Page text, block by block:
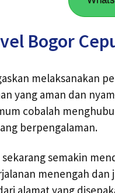
Bogor
melaksanakan
yang aman dan
cobalah
berpengalaman.
semakin
menengah
alamat yang